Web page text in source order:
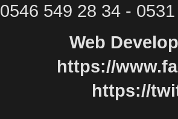
0546 549 28 34 -
Web
https://
https://